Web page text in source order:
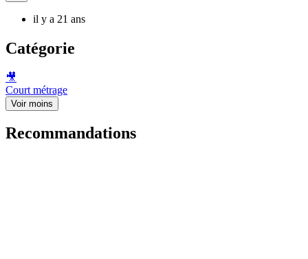
il y a 21 ans
Catégorie
🎥
Court métrage
Voir moins
Recommandations